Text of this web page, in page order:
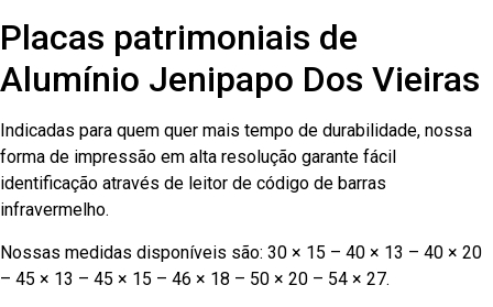
Placas patrimoniais de
Alumínio Jenipapo Dos Vieiras
Indicadas para quem quer mais tempo de durabilidade, nossa
forma de impressão em alta resolução garante fácil
identificação através de leitor de código de barras
infravermelho.
Nossas medidas disponíveis são: 30 × 15 – 40 × 13 – 40 × 20
– 45 × 13 – 45 × 15 – 46 × 18 – 50 × 20 – 54 × 27.